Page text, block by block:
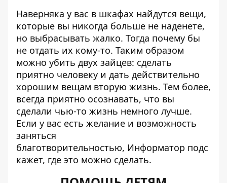
Наверняка у вас в шкафах найдутся вещи,
которые вы никогда больше не наденете,
но выбрасывать жалко. Тогда почему бы
не отдать их кому-то. Таким образом
можно убить двух зайцев: сделать
приятно человеку и дать действительно
хорошим вещам вторую жизнь. Тем более,
всегда приятно осознавать, что вы
сделали чью-то жизнь немного лучше.
Если у вас есть желание и возможность
заняться
благотворительностью, Информатор подс
кажет, где это можно сделать.